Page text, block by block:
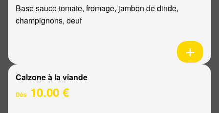
Base sauce tomate, fromage, jambon de dinde,
champignons, oeuf
Calzone à la viande
Dès 10.00 €